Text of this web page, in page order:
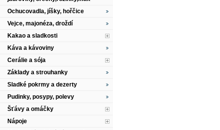
Ochucovadla, jíšky, hořčice
Vejce, majonéza, droždí
Kakao a sladkosti
Káva a kávoviny
Cerálie a sója
Základy a strouhanky
Sladké pokrmy a dezerty
Pudinky, posypy, polevy
Šťávy a omáčky
Nápoje